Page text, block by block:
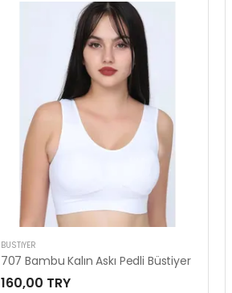
BUSTIYER
707 Bambu Kalın Askı Pedli Büstiyer
160,00 TRY